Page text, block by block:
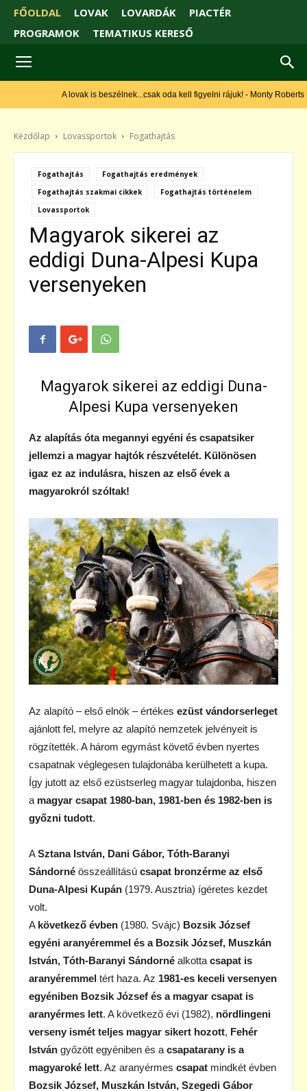
FŐOLDAL LOVAK LOVARDÁK
PIACTÉR
PROGRAMOK
TEMATIKUS KERESŐ
A lovak is beszélnek...csak oda kell figyelni rájuk! - Monty Roberts
Kezdőlap Lovassportok Fogathajtás
Fogathajtás
Fogathajtás eredmények
Fogathajtás szakmai cikkek
Fogathajtás történelem
Lovassportok
Magyarok sikerei az
eddigi Duna-Alpesi Kupa
versenyeken
Magyarok sikerei az eddigi Duna-
Alpesi Kupa versenyeken
Az alapítás óta megannyi egyéni és csapatsiker
jellemzi a magyar hajtók részvételét. Különösen
igaz ez az indulásra, hiszen az első évek a
magyarokról szóltak!
Az alapító – első elnök – értékes ezüst vándorserleget
ajánlott fel, melyre az alapító nemzetek jelvényeit is
rögzítették. A három egymást követő évben nyertes
csapatnak véglegesen tulajdonába kerülhetett a kupa.
Így jutott az első ezüstserleg magyar tulajdonba, hiszen
a magyar csapat 1980-ban, 1981-ben és 1982-ben is
győzni tudott.
ASztana István, Dani Gábor, Tóth-Baranyi
Sándorné összeállítású csapat bronzérme az első
Duna-Alpesi Kupán (1979. Ausztria) ígéretes kezdet
volt.
A következő évben (1980. Svájc) Bozsik József
egyéni aranyéremmel és a Bozsik József, Muszkán
István, Tóth-Baranyi Sándorné alkotta csapat is
aranyéremmel tért haza. Az 1981-es keceli versenyen
egyéniben Bozsik József és a magyar csapat is
aranyérmes lett. A következő évi (1982), nördlingeni
verseny ismét teljes magyar sikert hozott, Fehér
István győzött egyéniben és a csapatarany is a
magyaroké lett. Az aranyérmes csapat mindkét évben
Bozsik József, Muszkán István, Szegedi Gábor